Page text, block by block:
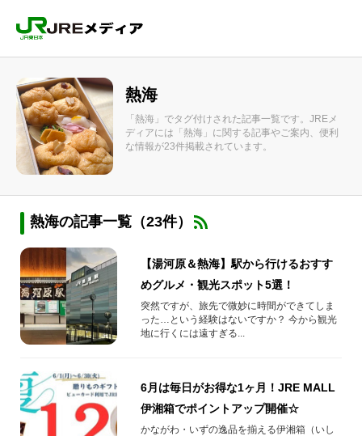
熱海
「熱海」でタグ付けされた記事一覧です。JREメ
ディアには「熱海」に関する記事やご案内、便利
な情報が23件掲載されています。
熱海の記事一覧（23件）
【湯河原＆熱海】駅から行けるおすす
めグルメ・観光スポット5選！
突然ですが、旅先で微妙に時間ができてしま
った…という経験はないですか？ 今から観光
地に行くには遠すぎる...
6月は毎日がお得な1ヶ月！JRE MALL
伊湘箱でポイントアップ開催☆
かながわ・いずの逸品を揃える伊湘箱（いし